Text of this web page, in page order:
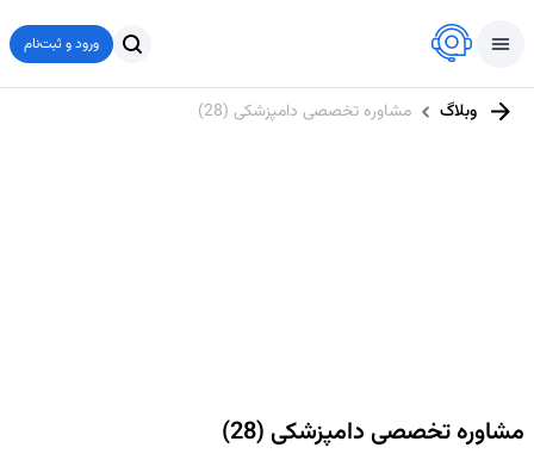
ورود و ثبت‌نام
وبلاگ مشاوره تخصصی دامپزشکی (28)
مشاوره تخصصی دامپزشکی (28)